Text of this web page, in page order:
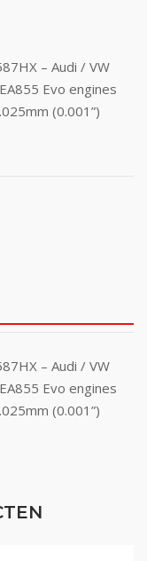
– Audi / VW
Evo engines
(0.001”)
– Audi / VW
Evo engines
(0.001”)